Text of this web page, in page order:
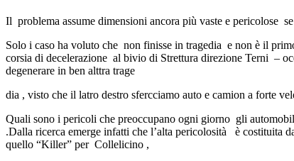
Il problema assume dimensioni ancora più vaste e pericolose
Solo i caso ha voluto che non finisse in tragedia e non è il
corsia di decelerazione al bivio di Strettura direzione Terni –
degenerare in ben alttra trage
dia , visto che il latro destro sfercciamo auto e camion a forte
Quali sono i pericoli che preoccupano ogni giorno gli
.Dalla ricerca emerge infatti che l’alta pericolosità è
quello “Killer” per Collelicino ,